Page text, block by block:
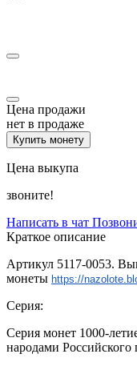
Цена продажи
нет в продаже
Купить монету
Цена выкупа
звоните!
Написать в чат
Краткое описание
Артикул 5117-0053.
монеты https://
Серия:
Серия монет 1000-
народами Российского